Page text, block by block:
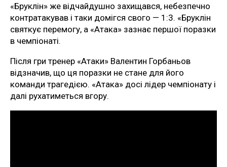
«Бруклін» же відчайдушно захищався, небезпечно
контратакував і таки домігся свого — 1:3. «Бруклін
святкує перемогу, а «Атака» зазнає першої поразки
в чемпіонаті.
Після гри тренер «Атаки» Валентин Горбаньов
відзначив, що ця поразки не стане для його
команди трагедією. «Атака» досі лідер чемпіонату і
далі рухатиметься вгору.